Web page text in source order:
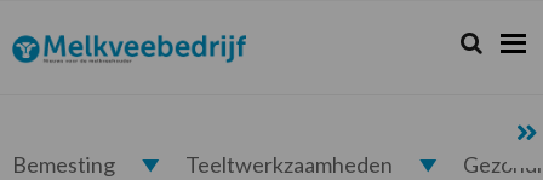
de
hoofdnavigatie
de
hoofd
de
voettekst
Melkveebedrijf.nl Zoeken...
Zoek
Bemesting Teeltwerkzaamheden